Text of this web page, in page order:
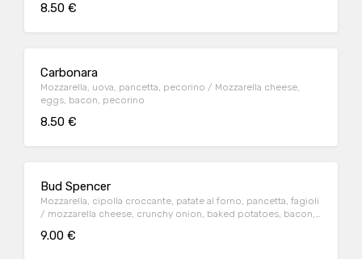
8.50 €
Carbonara
Mozzarella, uova, pancetta, pecorino / Mozzarella cheese,
eggs, bacon, pecorino
8.50 €
Bud Spencer
Mozzarella, cipolla croccante, patate al forno, pancetta, fagioli
/ mozzarella cheese, crunchy onion, baked potatoes, bacon,
9.00 €